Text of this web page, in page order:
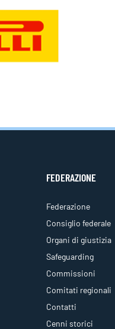
FEDERAZIONE
Federazione
Consiglio federale
Organi di giustizia
Safeguarding
Commissioni
Comitati regionali
Contatti
Cenni storici